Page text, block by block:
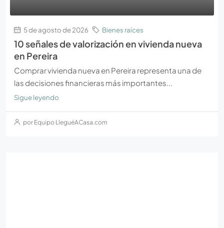
5 de agosto de 2026 Bienes raíces
10 señales de valorización en vivienda nueva
en Pereira
Comprar vivienda nueva en Pereira representa una de
las decisiones financieras más importantes...
Sigue leyendo
por Equipo LleguéACasa.com